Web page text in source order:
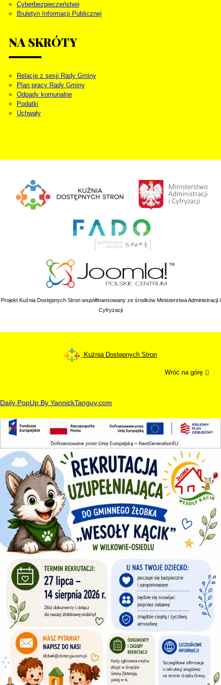
Cyberbezpieczeństwo
Biuletyn Informacji Publicznej
NA SKRÓTY
Relacje z sesji Rady Gminy
Plan pracy Rady Gminy
Odpady komunalne
Podatki
Uchwały
Projekt Kuźnia Dostępnych Stron współfinansowany ze środków Ministerstwa Administracji i
Cyfryzacji
Kuźnia Dostępnych Stron
Wróć na górę
Daily PopUp By YannickTanguy.com